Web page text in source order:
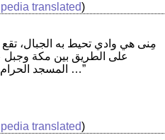
translated)
على الطريق بين مكة وجبل
المسجد الحرام نحو 6 كم تقريباً …”
translated)